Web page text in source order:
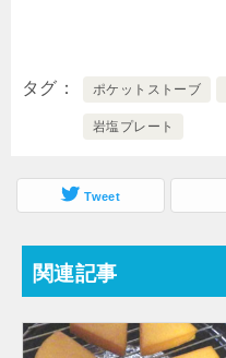
タグ ポケットストーブ
岩塩プレート
Tweet
関連記事